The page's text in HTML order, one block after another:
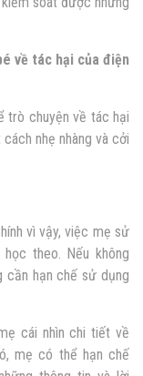
về tác hại của điện
trò chuyện về tác hại
nhẹ nhàng và cởi
vì vậy, việc mẹ sử
theo. Nếu không
cần hạn chế sử dụng
cái nhìn chi tiết về
mẹ có thể hạn chế